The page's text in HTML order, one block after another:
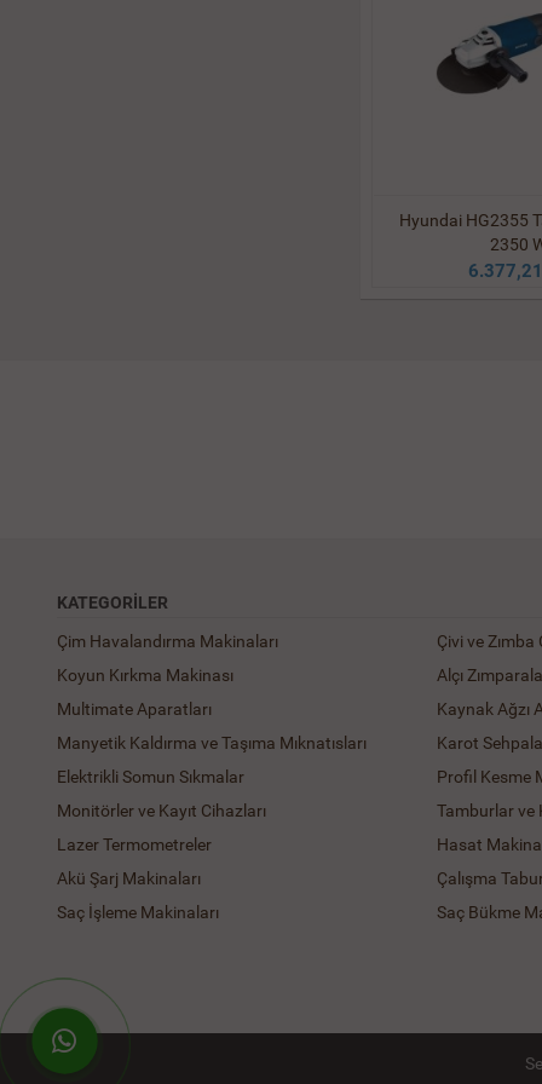
Hyundai HG2355
2350
KATEGORILER
Çim Havalandırma Makinaları
Çivi ve
Koyun Kırkma Makinası
Alçı
Multimate Aparatları
Kaynak Ağzı
Manyetik Kaldırma ve Taşıma Mıknatısları
Karot
Elektrikli Somun Sıkmalar
Profil Kesme
Monitörler ve Kayıt Cihazları
Tamburlar ve
Lazer Termometreler
Hasat
Akü Şarj Makinaları
Çalışma
Saç İşleme Makinaları
Saç Bükme